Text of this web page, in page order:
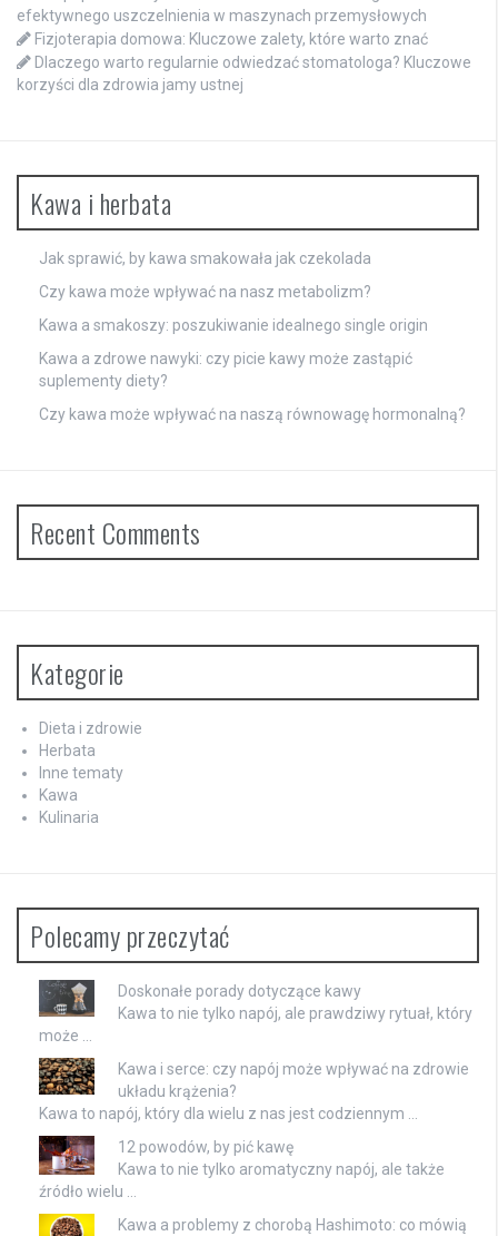
efektywnego uszczelnienia w maszynach przemysłowych
Fizjoterapia domowa: Kluczowe zalety, które warto znać
Dlaczego warto regularnie odwiedzać stomatologa? Kluczowe
korzyści dla zdrowia jamy ustnej
Kawa i herbata
Jak sprawić, by kawa smakowała jak czekolada
Czy kawa może wpływać na nasz metabolizm?
Kawa a smakoszy: poszukiwanie idealnego single origin
Kawa a zdrowe nawyki: czy picie kawy może zastąpić
suplementy diety?
Czy kawa może wpływać na naszą równowagę hormonalną?
Recent Comments
Kategorie
Dieta i zdrowie
Herbata
Inne tematy
Kawa
Kulinaria
Polecamy przeczytać
Doskonałe porady dotyczące kawy
Kawa to nie tylko napój, ale prawdziwy rytuał, który
może …
Kawa i serce: czy napój może wpływać na zdrowie
układu krążenia?
Kawa to napój, który dla wielu z nas jest codziennym …
12 powodów, by pić kawę
Kawa to nie tylko aromatyczny napój, ale także
źródło wielu …
Kawa a problemy z chorobą Hashimoto: co mówią